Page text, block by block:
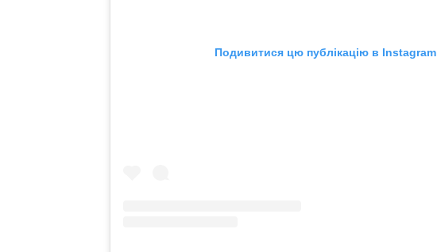
Подивитися цю публікацію в Instagram